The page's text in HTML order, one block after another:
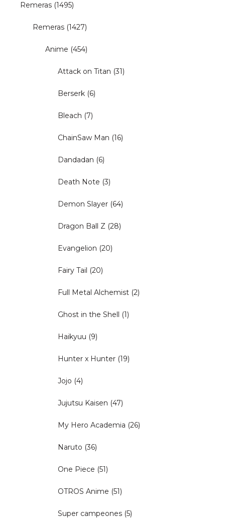
Remeras (1495)
Remeras (1427)
Anime (454)
Attack on Titan (31)
Berserk (6)
Bleach (7)
ChainSaw Man (16)
Dandadan (6)
Death Note (3)
Demon Slayer (64)
Dragon Ball Z (28)
Evangelion (20)
Fairy Tail (20)
Full Metal Alchemist (2)
Ghost in the Shell (1)
Haikyuu (9)
Hunter x Hunter (19)
Jojo (4)
Jujutsu Kaisen (47)
My Hero Academia (26)
Naruto (36)
One Piece (51)
OTROS Anime (51)
Super campeones (5)